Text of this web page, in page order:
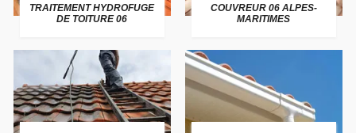
TRAITEMENT HYDROFUGE
DE TOITURE 06
COUVREUR 06 ALPES-
MARITIMES